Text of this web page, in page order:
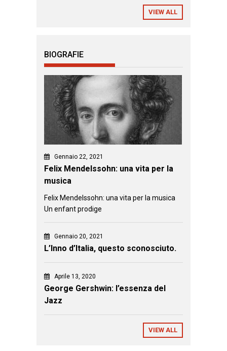
VIEW ALL
BIOGRAFIE
Gennaio 22, 2021
Felix Mendelssohn: una vita per la
musica
Felix Mendelssohn: una vita per la musica
Un enfant prodige
Gennaio 20, 2021
L’Inno d’Italia, questo sconosciuto.
Aprile 13, 2020
George Gershwin: l’essenza del
Jazz
VIEW ALL